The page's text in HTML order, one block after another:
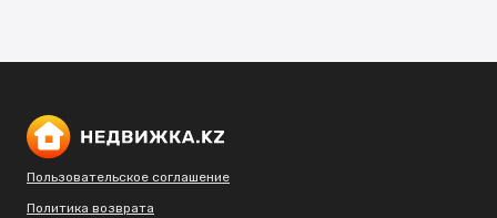
Пользовательское соглашение
Политика возврата